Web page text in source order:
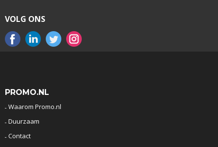
VOLG ONS
PROMO.NL
Waarom Promo.nl
Duurzaam
Contact